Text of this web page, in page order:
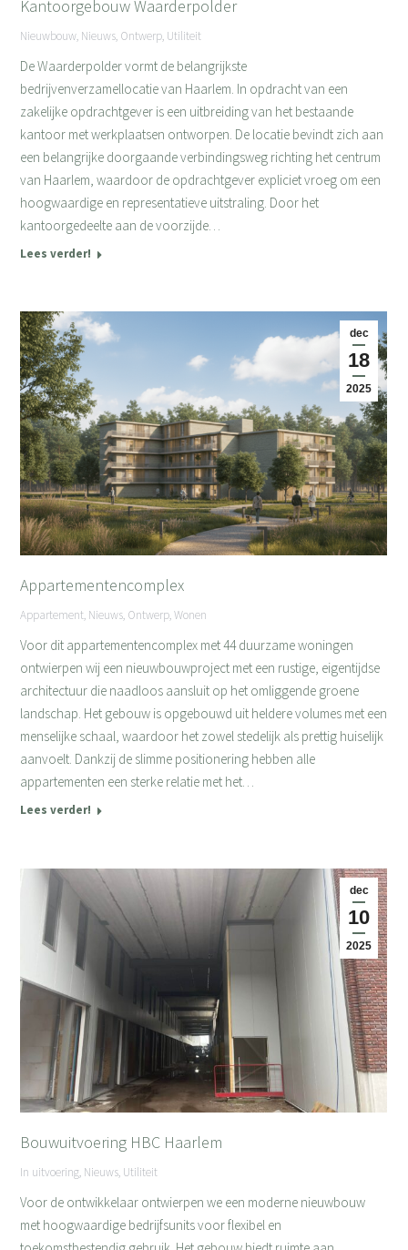
Kantoorgebouw Waarderpolder
Nieuwbouw, Nieuws, Ontwerp, Utiliteit
De Waarderpolder vormt de belangrijkste
bedrijvenverzamellocatie van Haarlem. In opdracht van een
zakelijke opdrachtgever is een uitbreiding van het bestaande
kantoor met werkplaatsen ontworpen. De locatie bevindt zich aan
een belangrijke doorgaande verbindingsweg richting het centrum
van Haarlem, waardoor de opdrachtgever expliciet vroeg om een
hoogwaardige en representatieve uitstraling. Door het
kantoorgedeelte aan de voorzijde…
Lees verder!
dec
18
2025
Appartementencomplex
Appartement, Nieuws, Ontwerp,Wonen
Voor dit appartementencomplex met 44 duurzame woningen
ontwierpen wij een nieuwbouwproject met een rustige, eigentijdse
architectuur die naadloos aansluit op het omliggende groene
landschap. Het gebouw is opgebouwd uit heldere volumes met een
menselijke schaal, waardoor het zowel stedelijk als prettig huiselijk
aanvoelt. Dankzij de slimme positionering hebben alle
appartementen een sterke relatie met het…
Lees verder!
dec
10
2025
Bouwuitvoering HBC Haarlem
In uitvoering, Nieuws, Utiliteit
Voor de ontwikkelaar ontwierpen we een moderne nieuwbouw
met hoogwaardige bedrijfsunits voor flexibel en